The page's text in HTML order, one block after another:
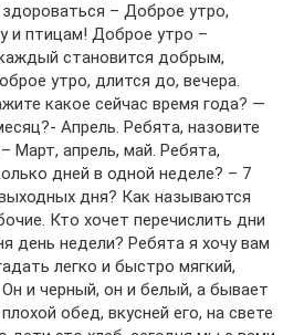
– Доброе утро,
и птицам! Доброе утро –
становится добрым,
утро, длится до, вечера.
какое сейчас время года? —
Апрель. Ребята, назовите
Март, апрель, май. Ребята,
дней в одной неделе? – 7
дня? Как называются
Кто хочет перечислить дни
день недели? Ребята я хочу вам
легко и быстро мягкий,
и черный, он и белый, а бывает
обед, вкусней его, на свете